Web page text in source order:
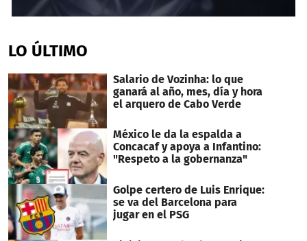
of
1
4
seconds
LO ÚLTIMO
Salario de Vozinha: lo que
ganará al año, mes, día y hora
el arquero de Cabo Verde
México le da la espalda a
Concacaf y apoya a Infantino:
"Respeto a la gobernanza"
Golpe certero de Luis Enrique:
se va del Barcelona para
jugar en el PSG